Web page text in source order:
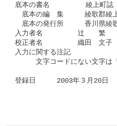
底本の書名	　綾上町誌
底本の編　集　　　綾歌郡綾
底本の発行所　　　香川県綾
入力者名　　　　　辻　　繁
校正者名　　　　　織田　文子
入力に関する注記
文字コードにない文字は『
登録日　　　2003年３月20日